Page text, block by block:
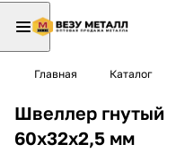
Главная Каталог
Швеллер гнутый
60х32х2,5 мм